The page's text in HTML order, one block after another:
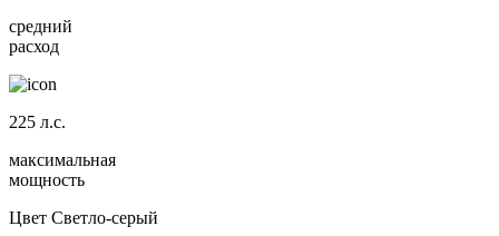
средний
расход
225 л.с.
максимальная
мощность
Цвет Светло-серый